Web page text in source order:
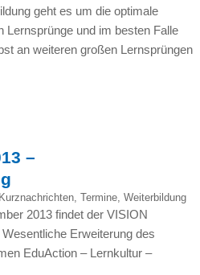
geht es um die optimale
Lernsprünge und im besten Falle
an weiteren großen Lernsprüngen
–
Kurznachrichten, Termine, Weiterbildung
2013 findet der VISION
Erweiterung des
EduAction – Lernkultur –